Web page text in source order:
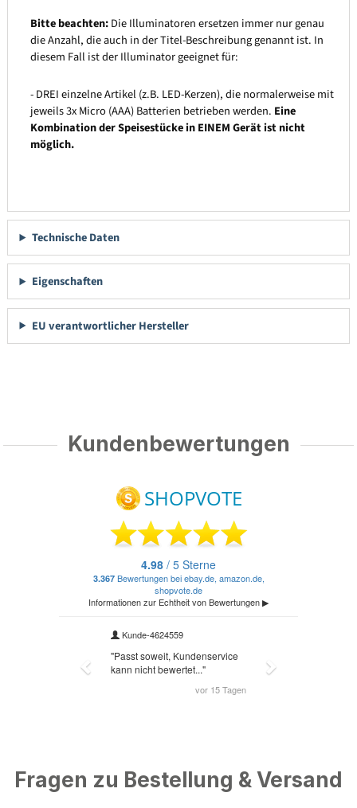
Bitte beachten:Die Illuminatoren ersetzen immer nur genau
die Anzahl, die auch in der Titel-Beschreibung genannt ist. In
diesem Fall ist der Illuminator geeignet für:
- DREI einzelne Artikel (z.B. LED-Kerzen), die normalerweise mit
jeweils 3x Micro (AAA) Batterien betrieben werden. Eine
Kombination der Speisestücke in EINEM Gerät ist nicht
möglich.
Technische Daten
Eigenschaften
EU verantwortlicher Hersteller
Kundenbewertungen
Fragen zu Bestellung & Versand